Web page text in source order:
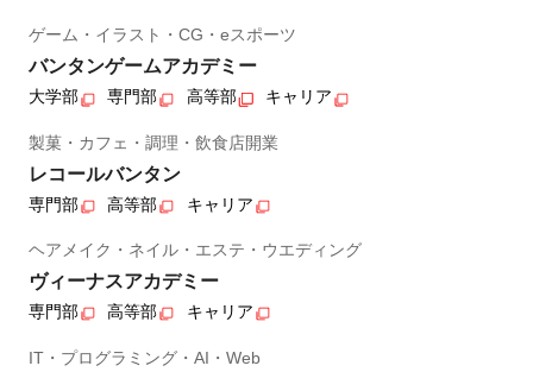
ゲーム・イラスト・CG・eスポーツ
バンタンゲームアカデミー
大学部 専門部 高等部 キャリア
製菓・カフェ・調理・飲食店開業
レコールバンタン
専門部 高等部 キャリア
ヘアメイク・ネイル・エステ・ウエディング
ヴィーナスアカデミー
専門部 高等部 キャリア
IT・プログラミング・AI・Web